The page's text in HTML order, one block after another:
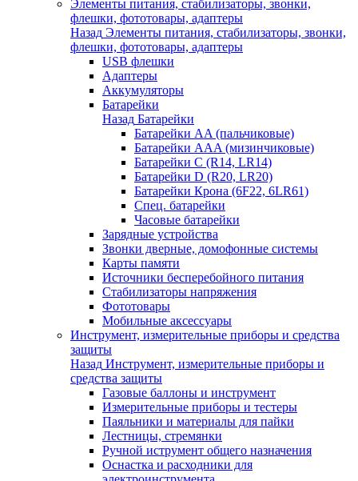
Элементы питания, стабилизаторы, звонки,
флешки, фототовары, адаптеры
Назад Элементы питания, стабилизаторы, звонки,
флешки, фототовары, адаптеры
USB флешки
Адаптеры
Аккумуляторы
Батарейки
Назад Батарейки
Батарейки AA (пальчиковые)
Батарейки AAA (мизинчиковые)
Батарейки C (R14, LR14)
Батарейки D (R20, LR20)
Батарейки Крона (6F22, 6LR61)
Спец. батарейки
Часовые батарейки
Зарядные устройства
Звонки дверные, домофонные системы
Карты памяти
Источники бесперебойного питания
Стабилизаторы напряжения
Фототовары
Мобильные аксессуары
Инструмент, измерительные приборы и средства
защиты
Назад Инструмент, измерительные приборы и
средства защиты
Газовые баллоны и инструмент
Измерительные приборы и тестеры
Паяльники и материалы для пайки
Лестницы, стремянки
Ручной иструмент общего назначения
Оснастка и расходники для